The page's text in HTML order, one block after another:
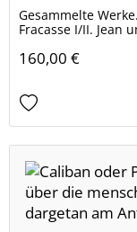
Gesammelte
Fracasse I/II. Jean
160,00 €